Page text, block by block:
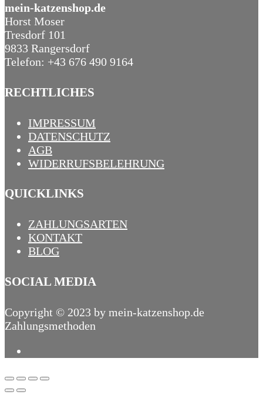
mein-katzenshop.de
Horst Moser
Tresdorf 101
9833 Rangersdorf
Telefon: +43 676 490 9164
RECHTLICHES
IMPRESSUM
DATENSCHUTZ
AGB
WIDERRUFSBELEHRUNG
QUICKLINKS
ZAHLUNGSARTEN
KONTAKT
BLOG
SOCIAL MEDIA
Copyright © 2023 by mein-katzenshop.de
Zahlungsmethoden